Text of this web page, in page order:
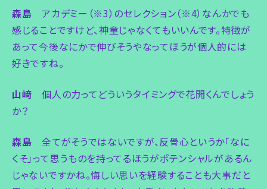
森島 アカデミー（※3）のセレクション（※4）なんかでも
感じることですけど、神童じゃなくてもいいんです。特徴が
あって今後なにかで伸びそうやなってほうが個人的には
好きですね。
山﨑 個人の力ってどういうタイミングで花開くんでしょう
か？
森島 全てがそうではないですが、反骨心というか「なに
くそ」って思うものを持ってるほうがポテンシャルがあるん
じゃないですかね。悔しい思いを経験することも大事だと